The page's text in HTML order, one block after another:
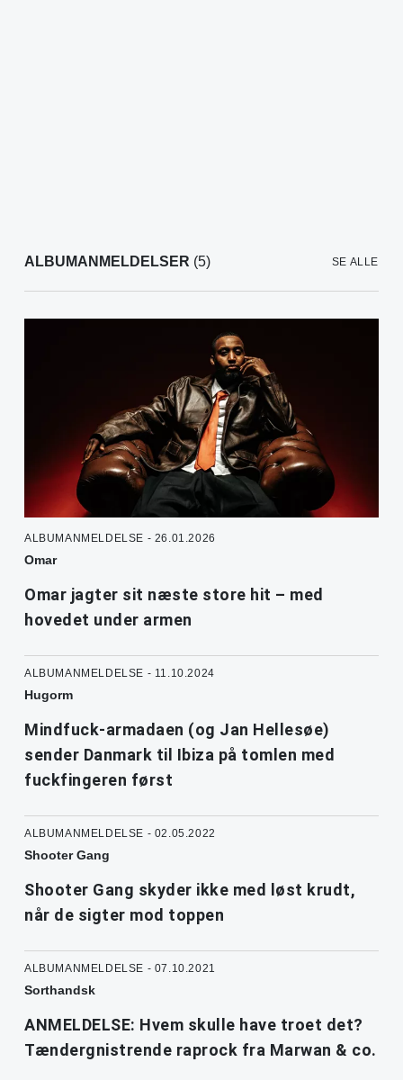
ALBUMANMELDELSER (5) SE ALLE
ALBUMANMELDELSE - 26.01.2026
Omar
Omar jagter sit næste store hit – med
hovedet under armen
ALBUMANMELDELSE - 11.10.2024
Hugorm
Mindfuck-armadaen (og Jan Hellesøe)
sender Danmark til Ibiza på tomlen med
fuckfingeren først
ALBUMANMELDELSE - 02.05.2022
Shooter Gang
Shooter Gang skyder ikke med løst krudt,
når de sigter mod toppen
ALBUMANMELDELSE - 07.10.2021
Sorthandsk
ANMELDELSE: Hvem skulle have troet det?
Tændergnistrende raprock fra Marwan & co.